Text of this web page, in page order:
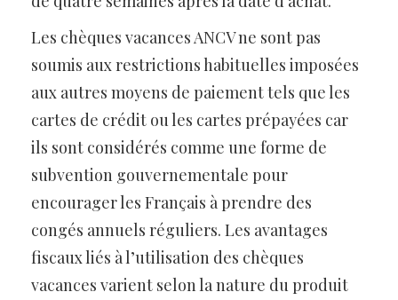
Les chèques vacances ANCV ne sont pas
soumis aux restrictions habituelles imposées
aux autres moyens de paiement tels que les
cartes de crédit ou les cartes prépayées car
ils sont considérés comme une forme de
subvention gouvernementale pour
encourager les Français à prendre des
congés annuels réguliers. Les avantages
fiscaux liés à l’utilisation des chèques
vacances varient selon la nature du produit